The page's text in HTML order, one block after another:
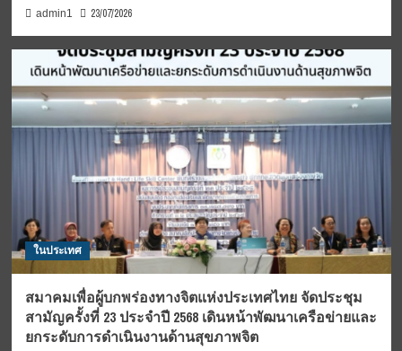
admin1 23/07/2026
ในประเทศ
สมาคมเพื่อผู้บกพร่องทางจิตแห่งประเทศไทย จัดประชุม
สามัญครั้งที่ 23 ประจำปี 2568 เดินหน้าพัฒนาเครือข่ายและ
ยกระดับการดำเนินงานด้านสุขภาพจิต